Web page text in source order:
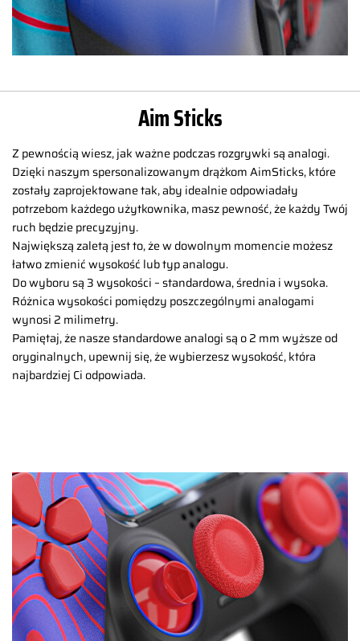
Aim Sticks
Z pewnością wiesz, jak ważne podczas rozgrywki są analogi.
Dzięki naszym spersonalizowanym drążkom AimSticks, które
zostały zaprojektowane tak, aby idealnie odpowiadały
potrzebom każdego użytkownika, masz pewność, że każdy Twój
ruch będzie precyzyjny.
Największą zaletą jest to, że w dowolnym momencie możesz
łatwo zmienić wysokość lub typ analogu.
Do wyboru są 3 wysokości – standardowa, średnia i wysoka.
Różnica wysokości pomiędzy poszczególnymi analogami
wynosi 2 milimetry.
Pamiętaj, że nasze standardowe analogi są o 2 mm wyższe od
oryginalnych, upewnij się, że wybierzesz wysokość, która
najbardziej Ci odpowiada.